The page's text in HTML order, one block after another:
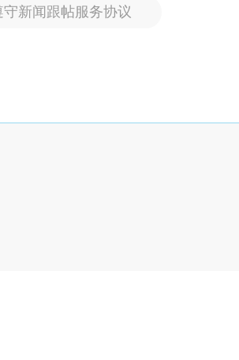
新闻跟帖服务协议